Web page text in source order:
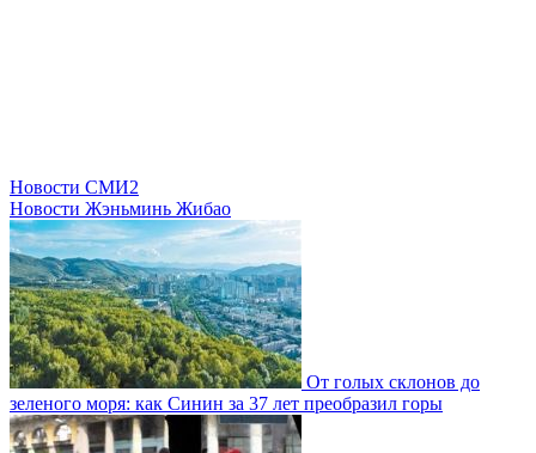
Новости СМИ2
Новости Жэньминь Жибао
От голых склонов до
зеленого моря: как Синин за 37 лет преобразил горы